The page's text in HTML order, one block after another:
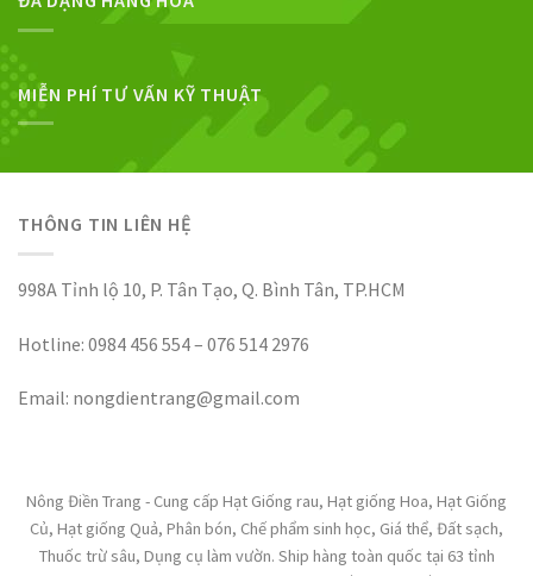
MIỄN PHÍ TƯ VẤN KỸ THUẬT
THÔNG TIN LIÊN HỆ
998A Tỉnh lộ 10, P. Tân Tạo, Q. Bình Tân, TP.HCM
Hotline: 0984 456 554 – 076 514 2976
Email: nongdientrang@gmail.com
Nông Điền Trang - Cung cấp Hạt Giống rau, Hạt giống Hoa, Hạt Giống
Củ, Hạt giống Quả, Phân bón, Chế phẩm sinh học, Giá thể, Đất sạch,
Thuốc trừ sâu, Dụng cụ làm vườn. Ship hàng toàn quốc tại 63 tỉnh